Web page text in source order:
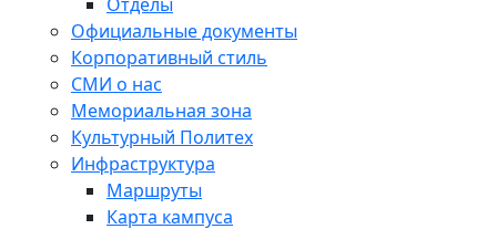
Официальные документы
Корпоративный стиль
СМИ о нас
Мемориальная зона
Культурный Политех
Инфраструктура
Маршруты
Карта кампуса